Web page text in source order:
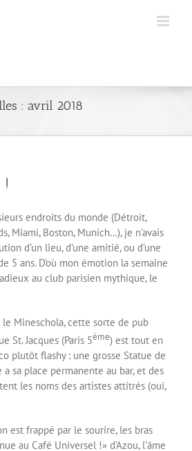
: avril 2018
!
endroits du monde (Détroit,
Miami, Boston, Munich…), je n’avais
d’un lieu, d’une amitié, ou d’une
5 ans. D’où mon émotion la semaine
au club parisien mythique, le
Mineschola, cette sorte de pub
St. Jacques (Paris 5ème) est tout en
plutôt flashy : une grosse Statue de
sa place permanente au bar, et des
les noms des artistes attitrés (oui,
est frappé par le sourire, les bras
au Café Universel !» d’Azou, l’âme